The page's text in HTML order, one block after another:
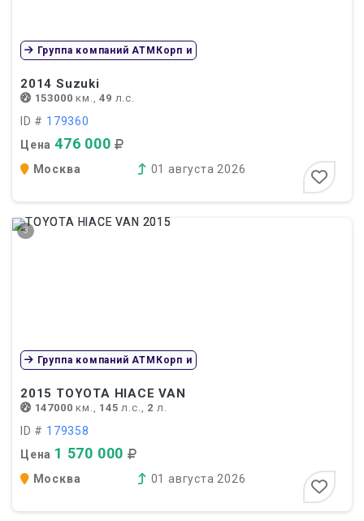
2014 Suzuki
153000 км.,49 л.с.
ID # 179360
Цена 476 000
Группа компаний АТМКорп и
Москва 01 августа 2026
3
2015 TOYOTA HIACE VAN
147000 км., 145 л.с., 2 л.
ID # 179358
Цена 1 570 000
Группа компаний АТМКорп и
Москва 01 августа 2026